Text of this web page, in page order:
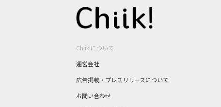
Chiik!について
運営会社
広告掲載・プレスリリースについて
お問い合わせ